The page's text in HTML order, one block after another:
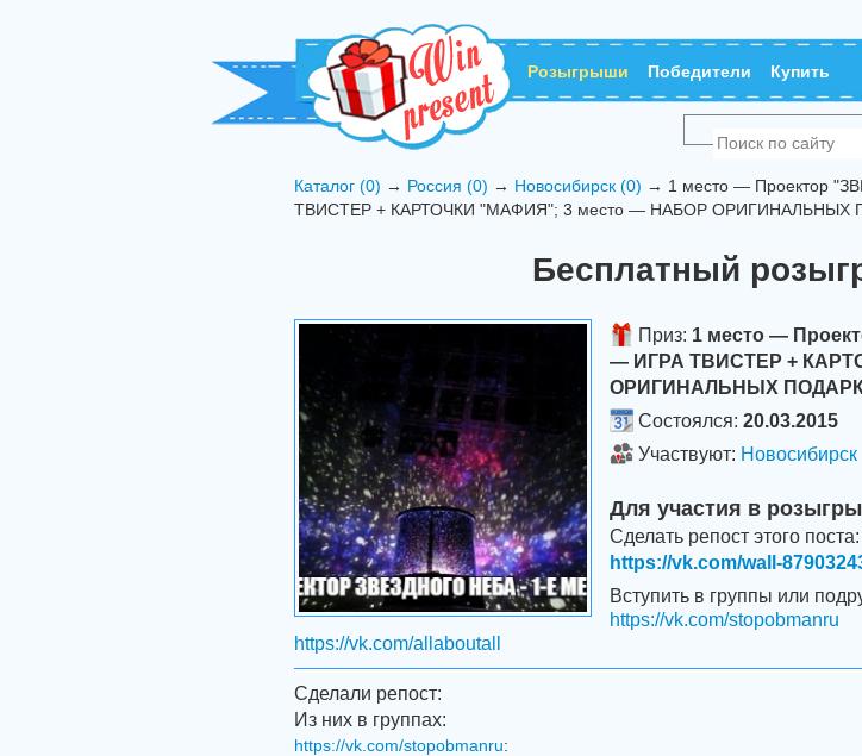
Розыгрыши Победители Купить
Каталог (0) → Россия (0) → Новосибирск (0) → 1 место — Проектор
ТВИСТЕР + КАРТОЧКИ "МАФИЯ"; 3 место — НАБОР ОРИГИНАЛЬНЫХ
Бесплатный
Приз: 1 место —
— ИГРА ТВИСТЕР +
ОРИГИНАЛЬНЫХ
Состоялся: 20.03.2015
Участвуют: Новосибирск
Для участия в
Сделать репост этого поста:
https://vk.com/wall-
Вступить в группы или
https://vk.com/stopobmanru
https://vk.com/allaboutall
Сделали репост:
Из них в группах:
https://vk.com/stopobmanru: